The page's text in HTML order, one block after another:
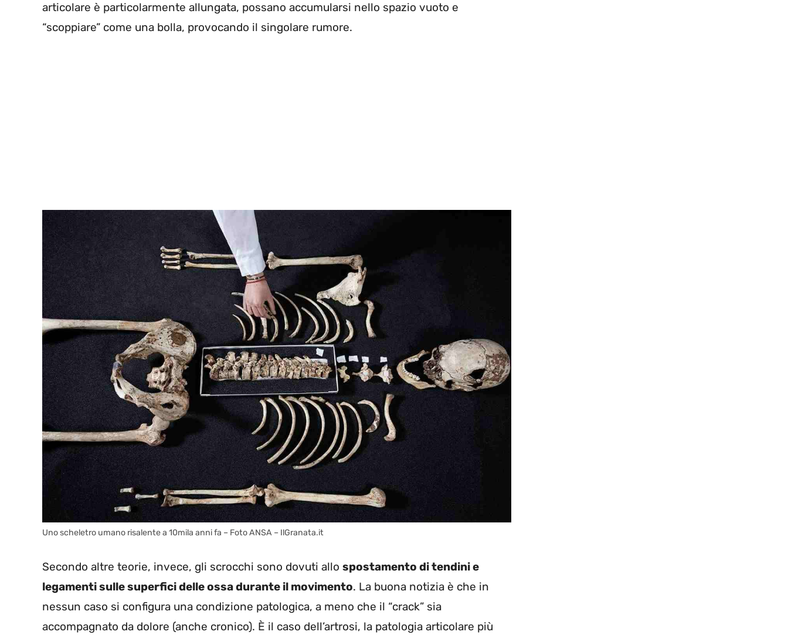
articolare è particolarmente allungata, possano accumularsi nello spazio vuoto e
“scoppiare” come una bolla, provocando il singolare rumore.
Uno scheletro umano risalente a 10mila anni fa – Foto ANSA – IlGranata.it
Secondo altre teorie, invece, gli scrocchi sono dovuti allo spostamento di tendini e
legamenti sulle superfici delle ossa durante il movimento. La buona notizia è che in
nessun caso si configura una condizione patologica, a meno che il “crack” sia
accompagnato da dolore (anche cronico). È il caso dell’artrosi, la patologia articolare più